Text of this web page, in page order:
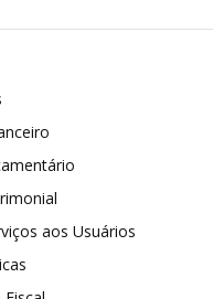
aos Usuários